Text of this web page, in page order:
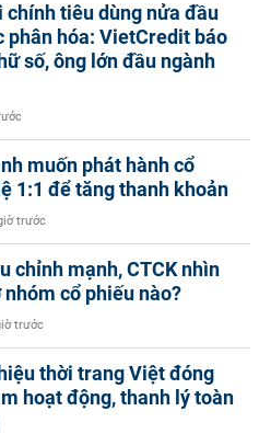
chính tiêu dùng nửa đầu
phân hóa: VietCredit báo
số, ông lớn đầu ngành
muốn phát hành cổ
1:1 để tăng thanh khoản
trước
chỉnh mạnh, CTCK nhìn
cổ phiếu nào?
trước
thời trang Việt đóng
hoạt động, thanh lý toàn